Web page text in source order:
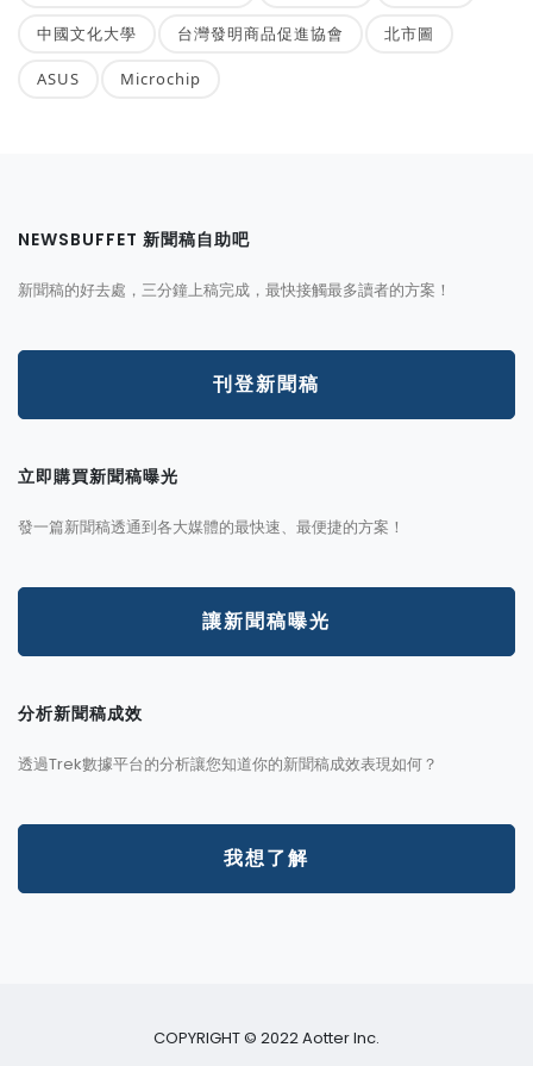
中國文化大學 台灣發明商品促進協會 北市圖
ASUS Microchip
NEWSBUFFET 新聞稿自助吧
新聞稿的好去處，三分鐘上稿完成，最快接觸最多讀者的方案！
刊登新聞稿
立即購買新聞稿曝光
發一篇新聞稿透通到各大媒體的最快速、最便捷的方案！
讓新聞稿曝光
分析新聞稿成效
透過Trek數據平台的分析讓您知道你的新聞稿成效表現如何？
我想了解
COPYRIGHT © 2022 Aotter Inc.